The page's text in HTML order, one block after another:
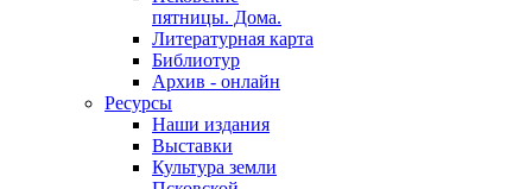
пятницы. Дома.
Литературная карта
Библиотур
Архив - онлайн
Ресурсы
Наши издания
Выставки
Культура земли